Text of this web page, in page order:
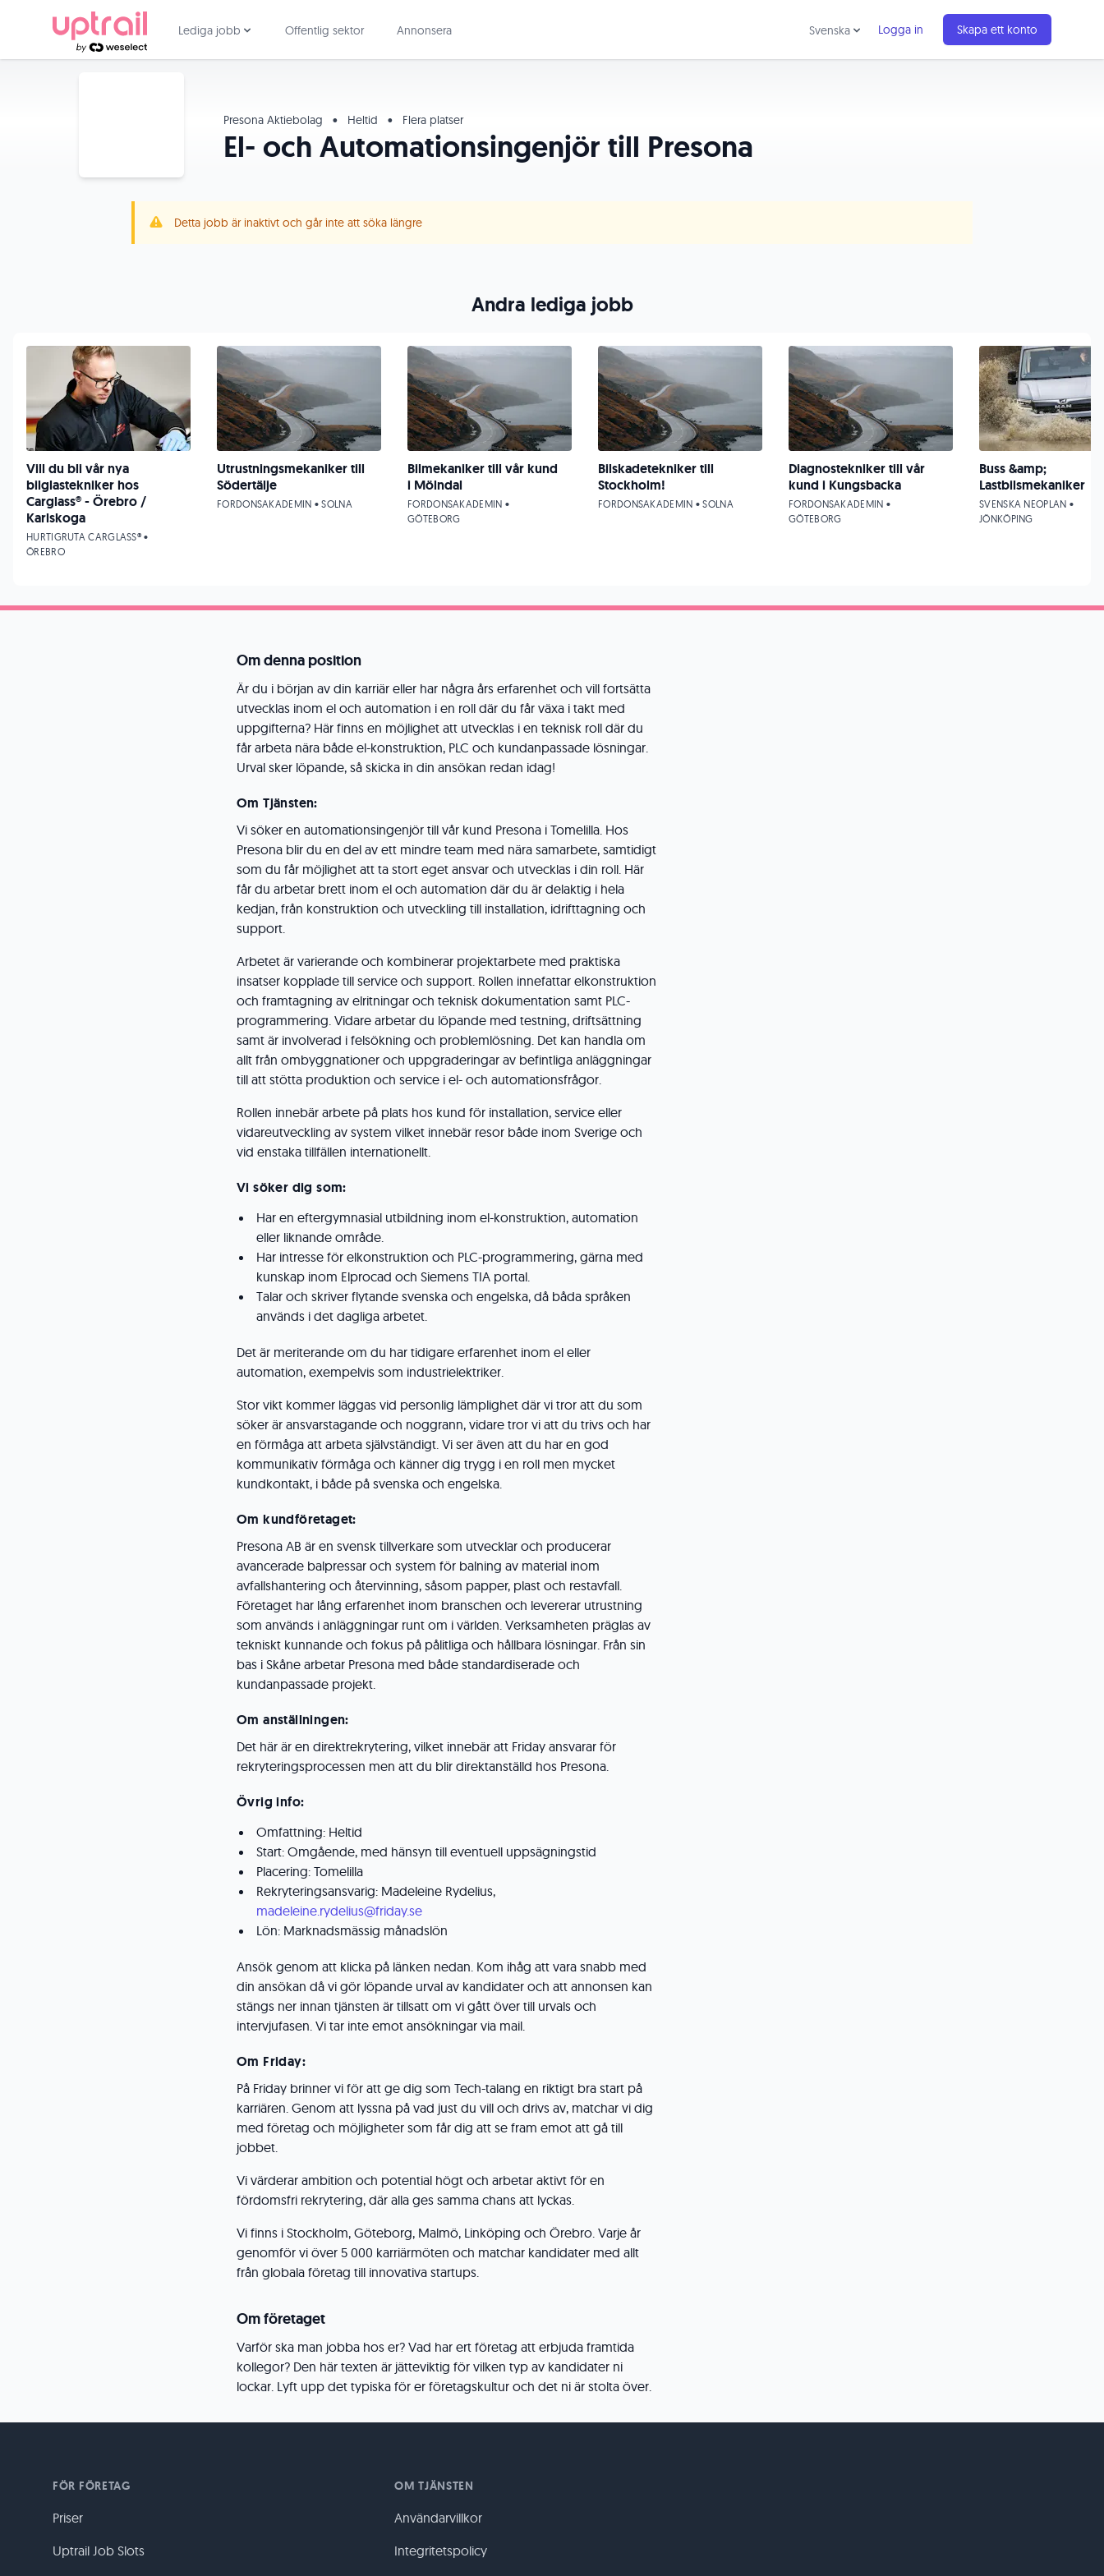
Lediga jobb Offentlig sektor Annonsera Svenska Logga in Skapa ett konto
Presona Aktiebolag • Heltid • Flera platser
El- och Automationsingenjör till Presona
Detta jobb är inaktivt och går inte att söka längre
Om denna position
Är du i början av din karriär eller har några års erfarenhet och vill fortsätta
utvecklas inom el och automation i en roll där du får växa i takt med
uppgifterna? Här finns en möjlighet att utvecklas i en teknisk roll där du
får arbeta nära både el-konstruktion, PLC och kundanpassade lösningar.
Urval sker löpande, så skicka in din ansökan redan idag!
Om Tjänsten:
Vi söker en automationsingenjör till vår kund Presona i Tomelilla. Hos
Presona blir du en del av ett mindre team med nära samarbete, samtidigt
som du får möjlighet att ta stort eget ansvar och utvecklas i din roll. Här
får du arbetar brett inom el och automation där du är delaktig i hela
kedjan, från konstruktion och utveckling till installation, idrifttagning och
support.
Arbetet är varierande och kombinerar projektarbete med praktiska
insatser kopplade till service och support. Rollen innefattar elkonstruktion
och framtagning av elritningar och teknisk dokumentation samt PLC-
programmering. Vidare arbetar du löpande med testning, driftsättning
samt är involverad i felsökning och problemlösning. Det kan handla om
allt från ombyggnationer och uppgraderingar av befintliga anläggningar
till att stötta produktion och service i el- och automationsfrågor.
Rollen innebär arbete på plats hos kund för installation, service eller
vidareutveckling av system vilket innebär resor både inom Sverige och
vid enstaka tillfällen internationellt.
Vi söker dig som:
Har en eftergymnasial utbildning inom el-konstruktion, automation
eller liknande område.
Har intresse för elkonstruktion och PLC-programmering, gärna med
kunskap inom Elprocad och Siemens TIA portal.
Talar och skriver flytande svenska och engelska, då båda språken
används i det dagliga arbetet.
Det är meriterande om du har tidigare erfarenhet inom el eller
automation, exempelvis som industrielektriker.
Stor vikt kommer läggas vid personlig lämplighet där vi tror att du som
söker är ansvarstagande och noggrann, vidare tror vi att du trivs och har
en förmåga att arbeta självständigt. Vi ser även att du har en god
kommunikativ förmåga och känner dig trygg i en roll men mycket
kundkontakt, i både på svenska och engelska.
Om kundföretaget:
Presona AB är en svensk tillverkare som utvecklar och producerar
avancerade balpressar och system för balning av material inom
avfallshantering och återvinning, såsom papper, plast och restavfall.
Företaget har lång erfarenhet inom branschen och levererar utrustning
som används i anläggningar runt om i världen. Verksamheten präglas av
tekniskt kunnande och fokus på pålitliga och hållbara lösningar. Från sin
bas i Skåne arbetar Presona med både standardiserade och
kundanpassade projekt.
Om anställningen:
Det här är en direktrekrytering, vilket innebär att Friday ansvarar för
rekryteringsprocessen men att du blir direktanställd hos Presona.
Övrig info:
Omfattning: Heltid
Start: Omgående, med hänsyn till eventuell uppsägningstid
Placering: Tomelilla
Rekryteringsansvarig: Madeleine Rydelius,
madeleine.rydelius@friday.se
Lön: Marknadsmässig månadslön
Ansök genom att klicka på länken nedan. Kom ihåg att vara snabb med
din ansökan då vi gör löpande urval av kandidater och att annonsen kan
stängs ner innan tjänsten är tillsatt om vi gått över till urvals och
intervjufasen. Vi tar inte emot ansökningar via mail.
Om Friday:
På Friday brinner vi för att ge dig som Tech-talang en riktigt bra start på
karriären. Genom att lyssna på vad just du vill och drivs av, matchar vi dig
med företag och möjligheter som får dig att se fram emot att gå till
jobbet.
Vi värderar ambition och potential högt och arbetar aktivt för en
fördomsfri rekrytering, där alla ges samma chans att lyckas.
Vi finns i Stockholm, Göteborg, Malmö, Linköping och Örebro. Varje år
genomför vi över 5 000 karriärmöten och matchar kandidater med allt
från globala företag till innovativa startups.
Om företaget
Varför ska man jobba hos er? Vad har ert företag att erbjuda framtida
kollegor? Den här texten är jätteviktig för vilken typ av kandidater ni
lockar. Lyft upp det typiska för er företagskultur och det ni är stolta över.
Andra lediga jobb
Vill du bli vår nya
bilglastekniker hos
Carglass® - Örebro /
Karlskoga
HURTIGRUTA CARGLASS® •
ÖREBRO
Utrustningsmekaniker till
Södertälje
FORDONSAKADEMIN • SOLNA
Bilmekaniker till vår kund
i Mölndal
FORDONSAKADEMIN •
GÖTEBORG
Bilskadetekniker till
Stockholm!
FORDONSAKADEMIN • SOLNA
Diagnostekniker till vår
kund i Kungsbacka
FORDONSAKADEMIN •
GÖTEBORG
Buss &amp;
Lastbilsmekaniker
SVENSKA NEOPLAN •
JÖNKÖPING
FÖR FÖRETAG
Priser
Uptrail Job Slots
OM TJÄNSTEN
Användarvillkor
Integritetspolicy